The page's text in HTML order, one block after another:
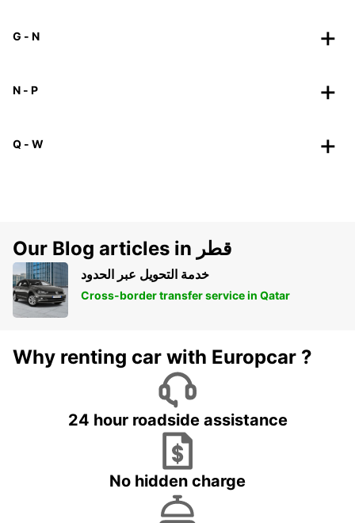
G - N
N - P
Q - W
Our Blog articles in قطر
خدمة التحويل عبر الحدود
Cross-border transfer service in Qatar
Why renting car with Europcar ?
24 hour roadside assistance
No hidden charge